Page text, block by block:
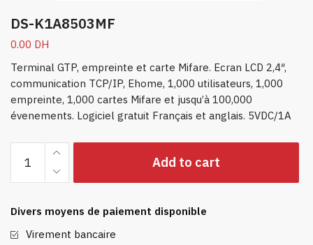
DS-K1A8503MF
0.00 DH
Terminal GTP, empreinte et carte Mifare. Ecran LCD 2,4″,
communication TCP/IP, Ehome, 1,000 utilisateurs, 1,000
empreinte, 1,000 cartes Mifare et jusqu’à 100,000
évenements. Logiciel gratuit Français et anglais. 5VDC/1A
K1A8503MF
quantity
Add to cart
Divers moyens de paiement disponible
Virement bancaire